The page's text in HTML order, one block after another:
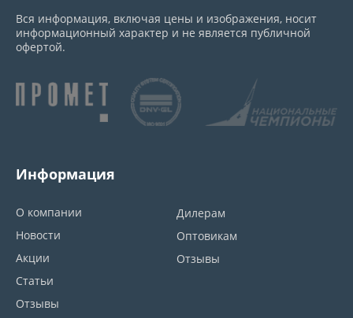
Вся информация, включая цены и изображения, носит
информационный характер и не является публичной
офертой.
Информация
О компании
Новости
Акции
Статьи
Отзывы
Дилерам
Оптовикам
Отзывы